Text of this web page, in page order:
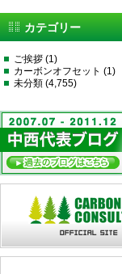
カテゴリー
ご挨拶 (1)
カーボンオフセット (1)
未分類 (4,755)